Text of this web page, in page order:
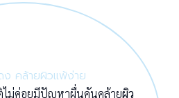
ง คล้ายผิวแพ้ง่าย
ม่ค่อยมีปัญหาผื่นคันคล้ายผิว